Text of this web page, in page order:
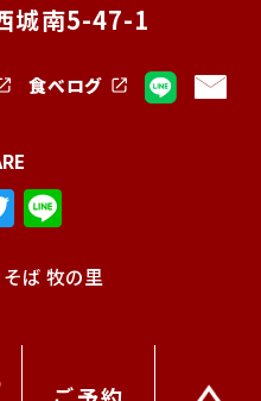
城南5-47-1
食べログ
T
w
it e
ば 牧の里